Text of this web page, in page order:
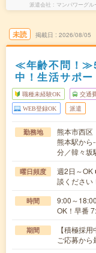
派遣会社 マンパワーグ
未読 掲載日 2026/08/05
≪年齢不問！
中！生活サポー
職種未経験OK 交通
WEB登録OK 派遣
勤務地
熊本市西区
熊本駅から
分／韓々坂
曜日頻度
週2日～OK
談ください
時間
9:00～
OK！早番
期間
【積極採
ご応募から